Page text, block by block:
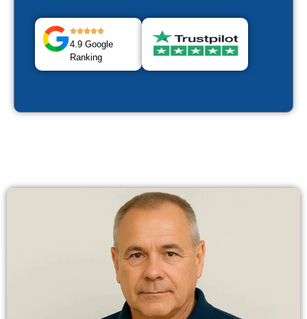
4.9 Google
Ranking